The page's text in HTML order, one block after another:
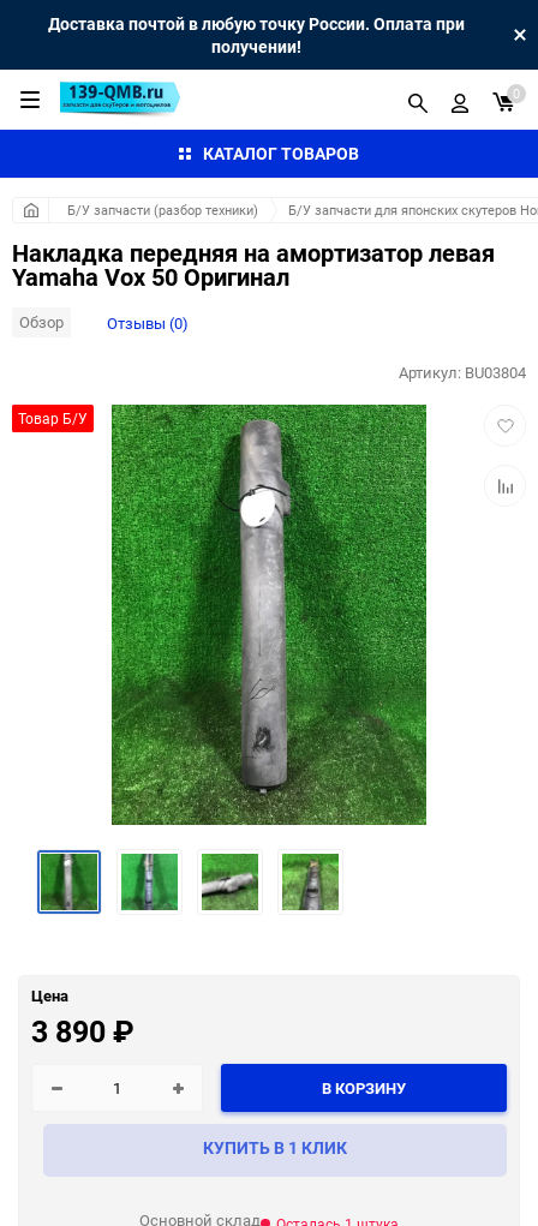
Доставка почтой в любую точку России. Оплата при
получении!
КАТАЛОГ ТОВАРОВ
0
Б/У запчасти (разбор техники) Б/У запчасти для японских скутеров
Накладка передняя на амортизатор левая
Yamaha Vox 50 Оригинал
Обзор Отзывы (0)
Товар Б/У
Артикул: BU03804
Цена
3 890₽
В КОРЗИНУ
КУПИТЬ В 1 КЛИК
Основной склад